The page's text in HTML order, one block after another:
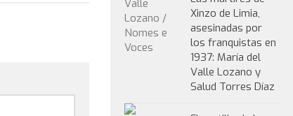
Xinzo de Limia,
asesinadas por
los franquistas en
1937: María del
Valle Lozano y
Salud Torres Díaz